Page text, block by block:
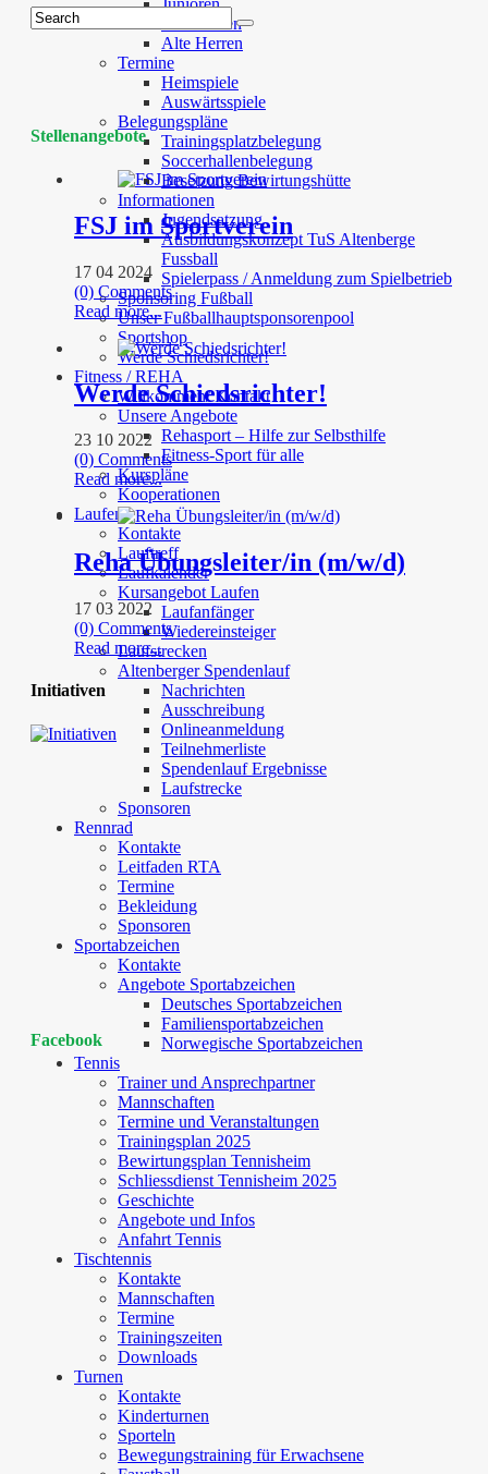
Junioren
Juniorinnen
Alte Herren
Termine
Heimspiele
Auswärtsspiele
Belegungspläne
Trainingsplatzbelegung
Soccerhallenbelegung
Besetzung Bewirtungshütte
Informationen
Jugendsatzung
Ausbildungskonzept TuS Altenberge
Fussball
Spielerpass / Anmeldung zum Spielbetrieb
Sponsoring Fußball
Unser Fußballhauptsponsorenpool
Sportshop
Werde Schiedsrichter!
Fitness / REHA
Willkommen/ Kontakt
Unsere Angebote
Rehasport – Hilfe zur Selbsthilfe
Fitness-Sport für alle
Kurspläne
Kooperationen
Laufen
Kontakte
Lauftreff
Laufkalender
Kursangebot Laufen
Laufanfänger
Wiedereinsteiger
Laufstrecken
Altenberger Spendenlauf
Nachrichten
Ausschreibung
Onlineanmeldung
Teilnehmerliste
Spendenlauf Ergebnisse
Laufstrecke
Sponsoren
Rennrad
Kontakte
Leitfaden RTA
Termine
Bekleidung
Sponsoren
Sportabzeichen
Kontakte
Angebote Sportabzeichen
Deutsches Sportabzeichen
Familiensportabzeichen
Norwegische Sportabzeichen
Tennis
Trainer und Ansprechpartner
Mannschaften
Termine und Veranstaltungen
Trainingsplan 2025
Bewirtungsplan Tennisheim
Schliessdienst Tennisheim 2025
Geschichte
Angebote und Infos
Anfahrt Tennis
Tischtennis
Kontakte
Mannschaften
Termine
Trainingszeiten
Downloads
Turnen
Kontakte
Kinderturnen
Sporteln
Bewegungstraining für Erwachsene
Stellenangebote
FSJ im Sportverein
17 04 2024
(0) Comments
Read more...
Werde Schiedsrichter!
23 10 2022
(0) Comments
Read more...
Reha Übungsleiter/in (m/w/d)
17 03 2022
(0) Comments
Read more...
Initiativen
Facebook